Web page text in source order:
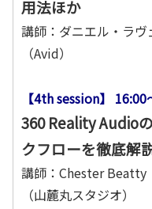
用法ほか
講師：ダニエル・ラ
（Avid）
【4th session】
360 Reality Audio
クフローを徹底解
講師：Chester Beatty
（山麓丸スタジオ）